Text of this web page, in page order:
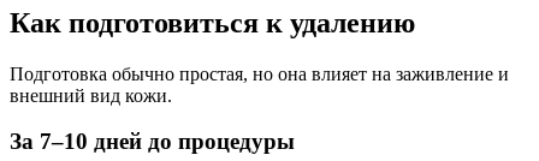
Как подготовиться к удалению
Подготовка обычно простая, но она влияет на заживление и
внешний вид кожи.
За 7–10 дней до процедуры